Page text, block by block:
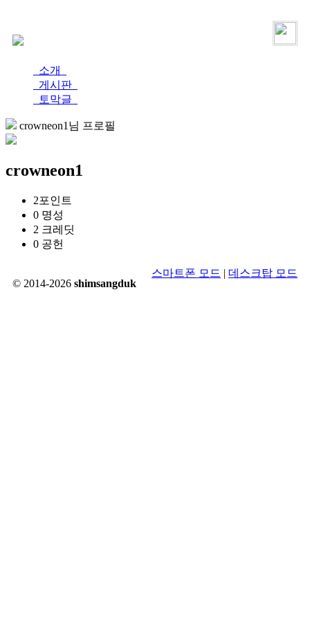
소개
게시판
토막글
crowneon1님 프로필
crowneon1
2포인트
0 명성
2 크레딧
0 공헌
© 2014-2026 shimsangduk
스마트폰 모드 | 데스크탑 모드